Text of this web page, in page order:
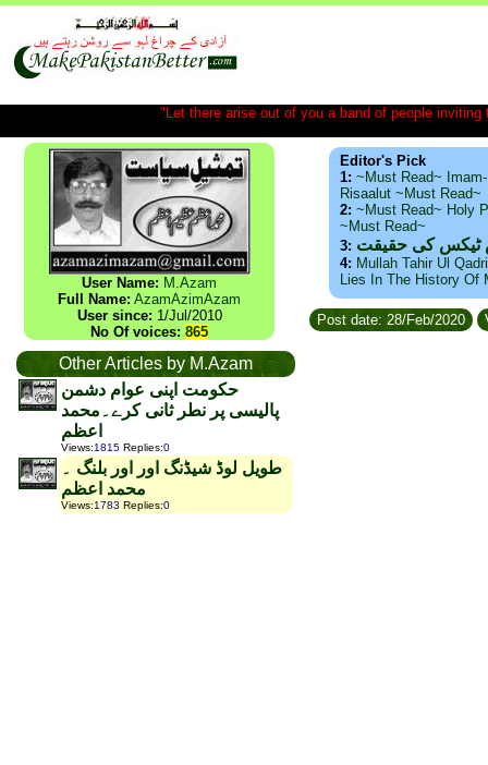
"Let there arise out of you a band of people
User Name: M.Azam
Full Name: AzamAzimAzam
User since: 1/Jul/2010
No Of voices: 865
Other Articles by M.Azam
حکومت اپنی عوام دشمن
پالیسی پر نطر ثانی کرے۔محمد
اعظم
Views:1815 Replies:0
طویل لوڈ شیڈنگ اور اور بلنگ ۔
محمد اعظم
Views:1783 Replies:0
Editor's Pick
1: ~Must Read~
Risaalut ~Must Read~
2: ~Must Read~ Holy
~Must Read~
3: ٹیکس کی حقیقت
4: Mullah Tahir Ul
Lies In The History Of
Post date: 28/Feb/2020